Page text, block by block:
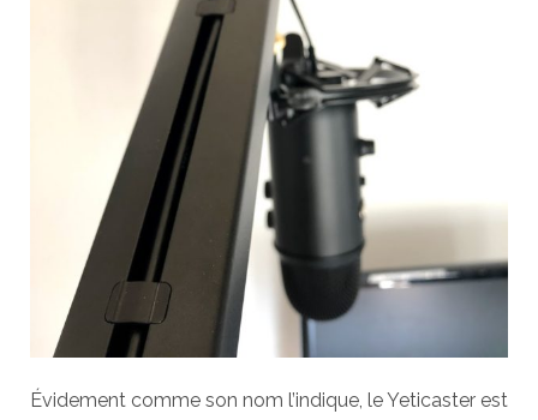
Évidement comme son nom l’indique, le Yeticaster est